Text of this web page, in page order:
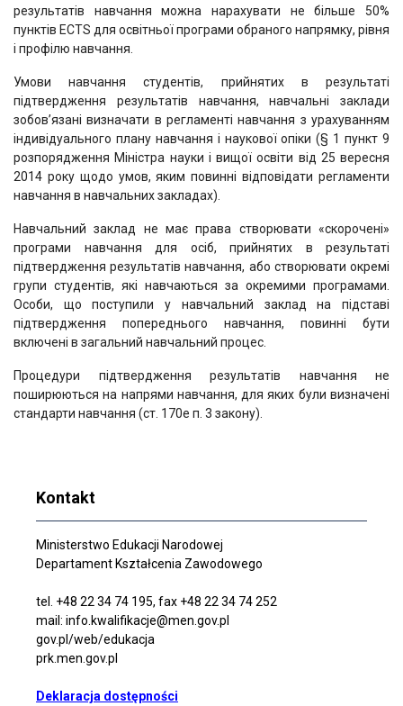
результатів навчання можна нарахувати не більше 50%
пунктів ECTS для освітньої програми обраного напрямку, рівня
і профілю навчання.
Умови навчання студентів, прийнятих в результаті
підтвердження результатів навчання, навчальні заклади
зобов’язані визначати в регламенті навчання з урахуванням
індивідуального плану навчання і наукової опіки (§ 1 пункт 9
розпорядження Міністра науки і вищої освіти від 25 вересня
2014 року щодо умов, яким повинні відповідати регламенти
навчання в навчальних закладах).
Навчальний заклад не має права створювати «скорочені»
програми навчання для осіб, прийнятих в результаті
підтвердження результатів навчання, або створювати окремі
групи студентів, які навчаються за окремими програмами.
Особи, що поступили у навчальний заклад на підставі
підтвердження попереднього навчання, повинні бути
включені в загальний навчальний процес.
Процедури підтвердження результатів навчання не
поширюються на напрями навчання, для яких були визначені
стандарти навчання (ст. 170е п. 3 закону).
Kontakt
Ministerstwo Edukacji Narodowej
Departament Kształcenia Zawodowego
tel. +48 22 34 74 195, fax +48 22 34 74 252
mail: info.kwalifikacje@men.gov.pl
gov.pl/web/edukacja
prk.men.gov.pl
Deklaracja dostępności